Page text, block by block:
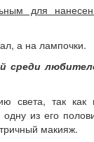
для
а на лампочки.
среди
света, так как
из его
макияж.